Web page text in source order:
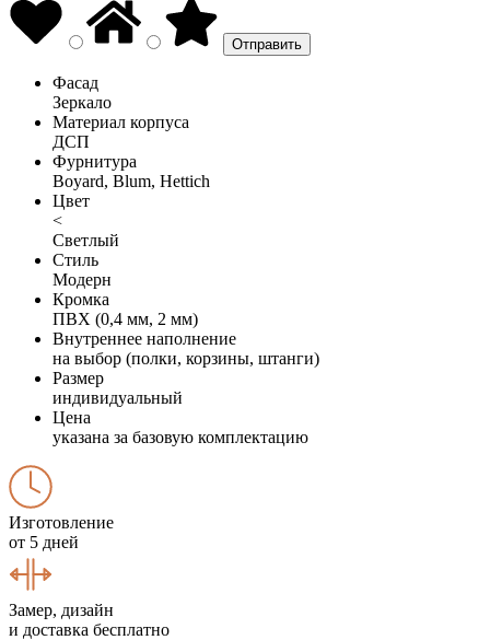
Фасад
Зеркало
Материал корпуса
ДСП
Фурнитура
Boyard, Blum, Hettich
Цвет
<
Светлый
Стиль
Модерн
Кромка
ПВХ (0,4 мм, 2 мм)
Внутреннее наполнение
на выбор (полки, корзины, штанги)
Размер
индивидуальный
Цена
указана за базовую комплектацию
Изготовление
от 5 дней
Замер, дизайн
и доставка бесплатно